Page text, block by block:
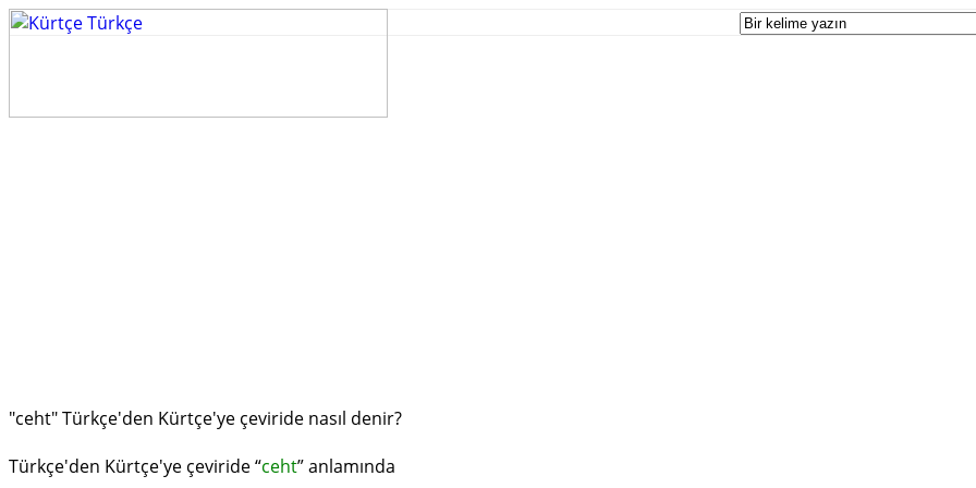
"ceht" Türkçe'den Kürtçe'ye çeviride nasıl denir?
Türkçe'den Kürtçe'ye çeviride “ceht” anlamında